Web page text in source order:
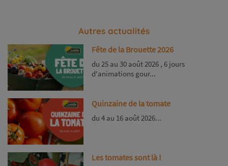
Autres actualités
Fête de la Brouette 2026
du 25 au 30 août 2026 , 6 jours
d'animations gour...
Quinzaine de la tomate
du 4 au 16 août 2026...
Les tomates sont là !